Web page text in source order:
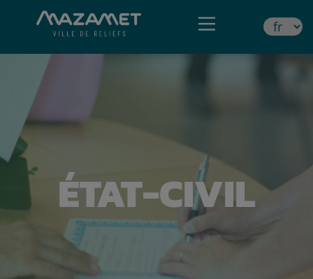
ÉTAT-CIVIL